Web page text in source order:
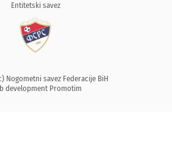
Entitetski savez
Nogometni savez Federacije BiH
development Promotim